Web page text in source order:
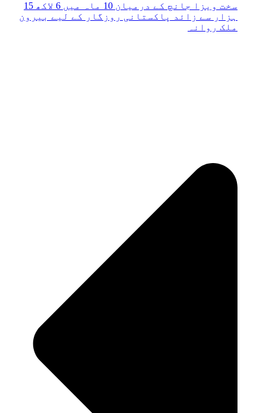
سخت ویزا جانچ کے درمیان 10 ماہ میں 6 لاکھ 15
ہزار سے زائد پاکستانی روزگار کے لیے بیرون
ملک روانہ